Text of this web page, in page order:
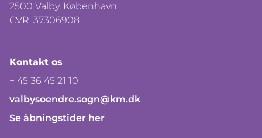
2500 Valby, København
CVR: 37306908
Kontakt os
+ 45 36 45 21 10
valbysoendre.sogn@km.dk
Se åbningstider her